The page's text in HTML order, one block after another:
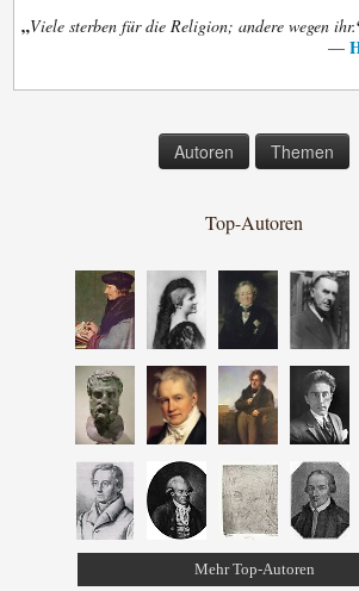
„Viele sterben für die Religion; andere wegen ihr.
—
Autoren Themen
Top-Autoren
Mehr Top-Autoren